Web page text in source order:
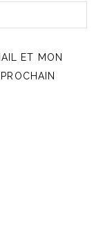
ET MON